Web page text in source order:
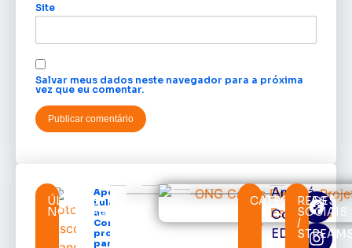
Site
Salvar meus dados neste navegador para a próxima
vez que eu comentar.
ÚLTIMAS
NOTÍCIAS
Após veto,
Lula envia
ao
Congresso
projeto
para criar
CATEGORIAS
Amapá
Cortes
EDcast
REDES
SOCIAIS
/